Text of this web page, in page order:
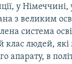
у
з великим
система
клас людей, які
апарату, в